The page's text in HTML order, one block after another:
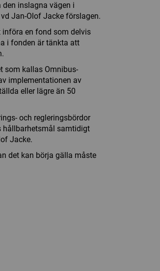
inslagna vägen i
Jan-Olof Jacke förslagen.
en fond som delvis
i fonden är tänkta att
som kallas Omnibus-
implementationen av
eller lägre än 50
och regleringsbördor
hållbarhetsmål samtidigt
Jacke.
det kan börja gälla måste